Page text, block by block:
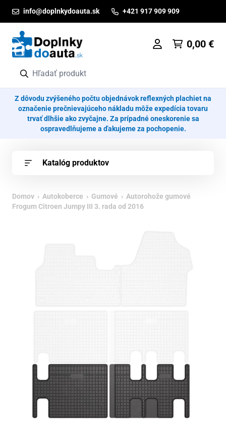
info@doplnkydoauta.sk +421 917 909 909
0,00 €
Z dôvodu zvýšeného počtu objednávok reflexných plachiet na
označenie prečnievajúceho nákladu môže expedícia tovaru
trvať dlhšie ako zvyčajne. Za prípadné oneskorenie sa
ospravedlňujeme a ďakujeme za pochopenie.
Katalóg produktov
Domov › Autokoberce › Gumové › Autorohože gumové
Frogum Citroen Jumpy III 3. rada od 2016